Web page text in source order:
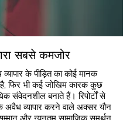
सबसे कमजोर
के पीड़ित का कोई मानक
है, फिर भी कई जोखिम कारक कुछ
संवेदनशील बनाते हैं। रिपोर्टों से
अवैध व्यापार करने वाले अक्सर यौन